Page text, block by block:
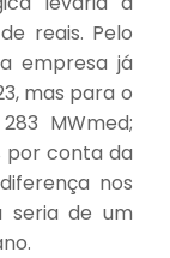
reais. Pelo
empresa já
mas para o
MWmed;
por conta da
nos
seria de um